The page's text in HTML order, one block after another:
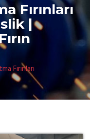
Fırınları
|
Fırınları